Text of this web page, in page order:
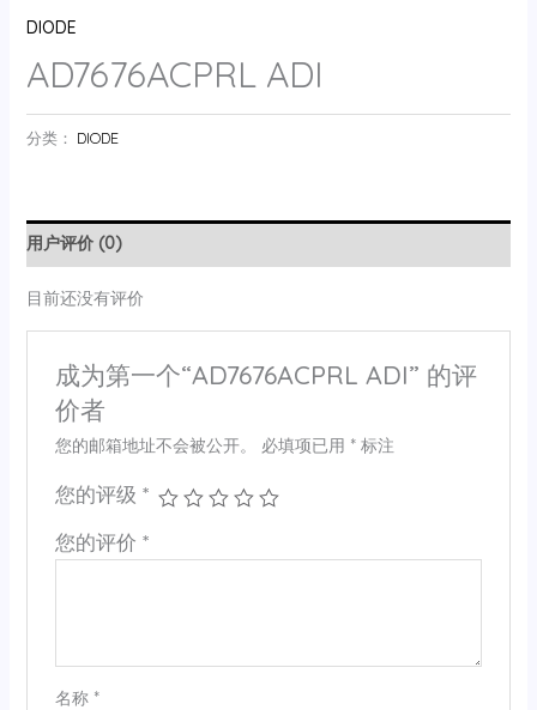
DIODE
AD7676ACPRL ADI
分类： DIODE
用户评价 (0)
目前还没有评价
成为第一个“AD7676ACPRL ADI” 的评
价者
您的邮箱地址不会被公开。 必填项已用 *标注
您的评级 *
您的评价 *
名称 *